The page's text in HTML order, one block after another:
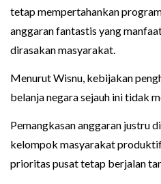
tetap mempertahankan
anggaran fantastis yang
dirasakan masyarakat.
Menurut Wisnu, kebijakan
belanja negara sejauh ini tidak
Pemangkasan anggaran justru
kelompok masyarakat
prioritas pusat tetap berjalan